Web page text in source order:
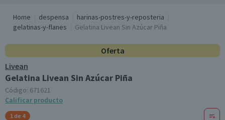
Home despensa
harinas-postres-y-reposteria
gelatinas-y-flanes
Gelatina Livean Sin Azúcar Piña
Oferta
Livean
Gelatina Livean Sin Azúcar Piña
Código: 671621
Calificar producto
1 de 4